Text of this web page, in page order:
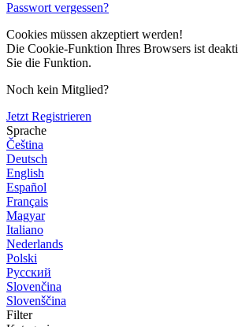
Passwort vergessen?
Cookies müssen akzeptiert werden!
Die Cookie-Funktion Ihres Browsers ist
Sie die Funktion.
Noch kein Mitglied?
Jetzt Registrieren
Sprache
Čeština
Deutsch
English
Español
Français
Magyar
Italiano
Nederlands
Polski
Русский
Slovenčina
Slovenščina
Filter